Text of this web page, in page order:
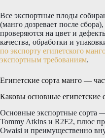
Все экспортные плоды
(манго дозревает после
проверяются на цвет и
качества, обработки и
по экспорту египетского
экспортным требованиям.
Египетские сорта манго —
Каковы основные египетские
Основные экспортные сорта
Tommy Atkins и R2E2, плюс
Owaisi и преимущественно